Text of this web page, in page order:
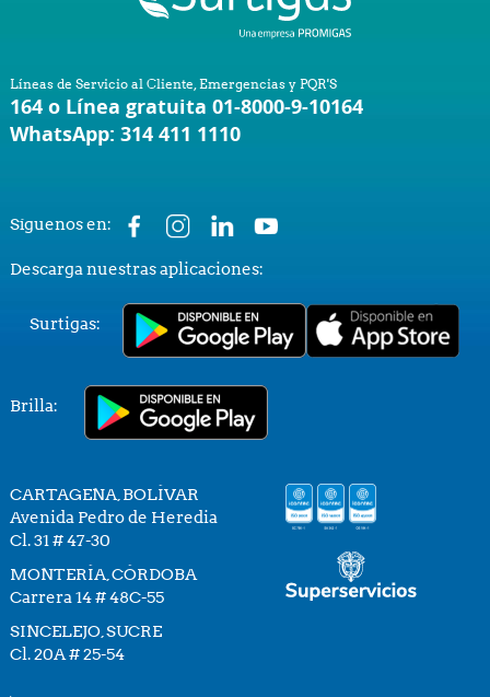
Líneas de Servicio al Cliente, Emergencias y PQR'S
164 o Línea gratuita 01-8000-9-10164
WhatsApp: 314 411 1110
Síguenos en:
Descarga nuestras aplicaciones:
Surtigas:
Brilla:
CARTAGENA, BOLÍVAR
Avenida Pedro de Heredia
Cl. 31 # 47-30
MONTERÍA, CÓRDOBA
Carrera 14 # 48C-55
SINCELEJO, SUCRE
Cl. 20A # 25-54